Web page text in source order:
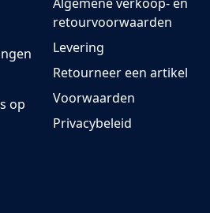
op
retourvoorwaarden
Levering
Retourneer een artikel
Voorwaarden
Privacybeleid